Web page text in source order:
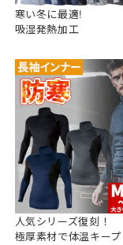
寒い冬に最適!
吸湿発熱加工
人気シリーズ復刻！
極厚素材で体温キープ